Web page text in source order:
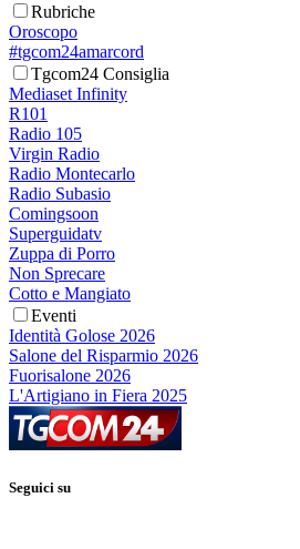
Rubriche
Oroscopo
#tgcom24amarcord
Tgcom24 Consiglia
Mediaset Infinity
R101
Radio 105
Virgin Radio
Radio Montecarlo
Radio Subasio
Comingsoon
Superguidatv
Zuppa di Porro
Non Sprecare
Cotto e Mangiato
Eventi
Identità Golose 2026
Salone del Risparmio 2026
Fuorisalone 2026
L'Artigiano in Fiera 2025
Seguici su